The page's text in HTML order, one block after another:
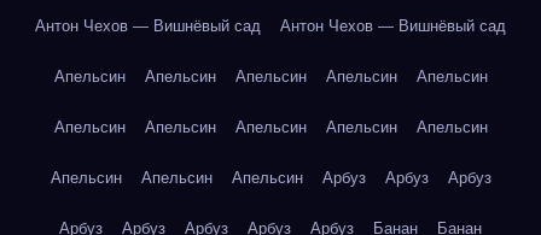
Антон Чехов — Вишнёвый сад Антон Чехов — Вишнёвый сад
Апельсин Апельсин Апельсин Апельсин Апельсин
Апельсин Апельсин Апельсин Апельсин Апельсин
Апельсин Апельсин Апельсин Арбуз Арбуз Арбуз
Арбуз Арбуз Арбуз Арбуз Арбуз Банан Банан